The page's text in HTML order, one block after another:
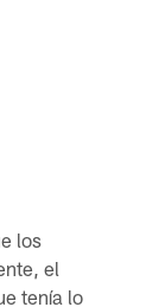
los
el
tenía lo